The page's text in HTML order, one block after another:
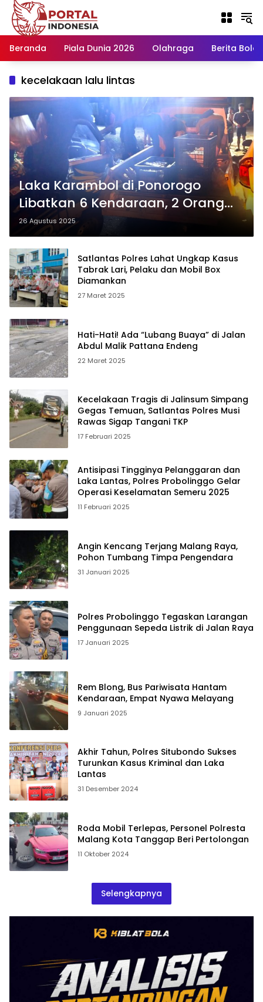
Langsung
konten
Beranda
Piala Dunia 2026 Olahraga Berita Bola
kecelakaan lalu lintas
Laka Karambol di Ponorogo
Libatkan 6 Kendaraan, 2 Orang
Luka
26 Agustus 2025
Satlantas Polres Lahat Ungkap Kasus
Tabrak Lari, Pelaku dan Mobil Box
Diamankan
27 Maret 2025
Hati-Hati! Ada “Lubang Buaya” di Jalan
Abdul Malik Pattana Endeng
22 Maret 2025
Kecelakaan Tragis di Jalinsum Simpang
Gegas Temuan, Satlantas Polres Musi
Rawas Sigap Tangani TKP
17 Februari 2025
Antisipasi Tingginya Pelanggaran dan
Laka Lantas, Polres Probolinggo Gelar
Operasi Keselamatan Semeru 2025
11 Februari 2025
Angin Kencang Terjang Malang Raya,
Pohon Tumbang Timpa Pengendara
31 Januari 2025
Polres Probolinggo Tegaskan Larangan
Penggunaan Sepeda Listrik di Jalan Raya
17 Januari 2025
Rem Blong, Bus Pariwisata Hantam
Kendaraan, Empat Nyawa Melayang
9 Januari 2025
Akhir Tahun, Polres Situbondo Sukses
Turunkan Kasus Kriminal dan Laka
Lantas
31 Desember 2024
Roda Mobil Terlepas, Personel Polresta
Malang Kota Tanggap Beri Pertolongan
11 Oktober 2024
Selengkapnya